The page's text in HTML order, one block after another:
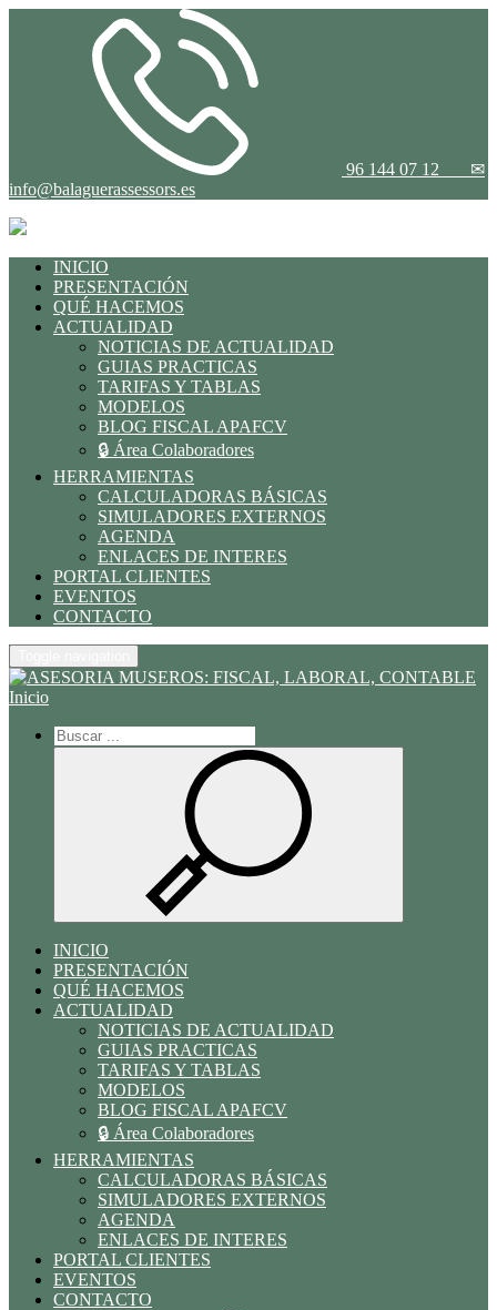
96 144 07 12 ✉
info@balaguerassessors.es
INICIO
PRESENTACIÓN
QUÉ HACEMOS
ACTUALIDAD
NOTICIAS DE ACTUALIDAD
GUIAS PRACTICAS
TARIFAS Y TABLAS
MODELOS
BLOG FISCAL APAFCV
🔒 Área Colaboradores
HERRAMIENTAS
CALCULADORAS BÁSICAS
SIMULADORES EXTERNOS
AGENDA
ENLACES DE INTERES
PORTAL CLIENTES
EVENTOS
CONTACTO
Inicio
INICIO
PRESENTACIÓN
QUÉ HACEMOS
ACTUALIDAD
NOTICIAS DE ACTUALIDAD
GUIAS PRACTICAS
TARIFAS Y TABLAS
MODELOS
BLOG FISCAL APAFCV
🔒 Área Colaboradores
HERRAMIENTAS
CALCULADORAS BÁSICAS
SIMULADORES EXTERNOS
AGENDA
ENLACES DE INTERES
PORTAL CLIENTES
EVENTOS
CONTACTO